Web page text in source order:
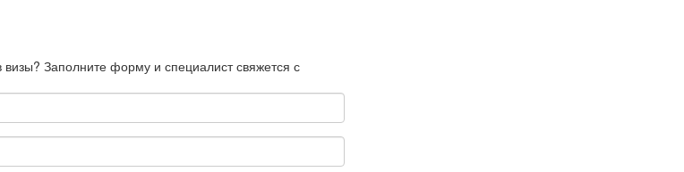
Заполните форму и специалист свяжется с